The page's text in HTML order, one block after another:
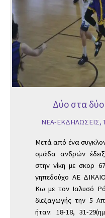
Δύο στα
ΝΕΑ-ΕΚΔΗΛΩΣΕΙΣ,
Μετά από ένα
ομάδα ανδρών
στην νίκη με σκορ
γηπεδούχο ΑΕ
Κω με τον Ιαλυσό
διεξαγωγής την 5
ήταν: 18-18, 31-